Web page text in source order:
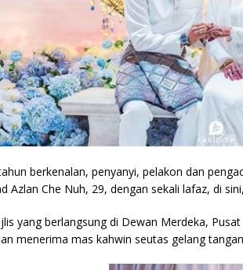
berkenalan, penyanyi, pelakon dan
Azlan Che Nuh, 29, dengan sekali lafaz, di
yang berlangsung di Dewan Merdeka,
menerima mas kahwin seutas gelang